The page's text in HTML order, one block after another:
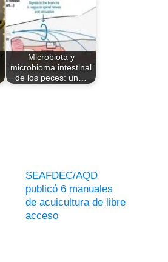
Microbiota y
microbioma intestinal
de los peces: un…
SEAFDEC/AQD
publicó 6 manuales
de acuicultura de libre
acceso